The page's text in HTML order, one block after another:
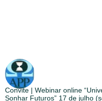
Convite | Webinar online
Sonhar Futuros” 17 de julho